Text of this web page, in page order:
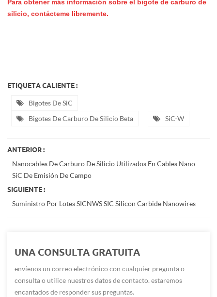
Para obtener más información sobre el bigote de carburo de
silicio, contácteme libremente.
ETIQUETA CALIENTE :
Bigotes De SiC
Bigotes De Carburo De Silicio Beta
SiC-W
ANTERIOR :
Nanocables De Carburo De Silicio Utilizados En Cables Nano
SiC De Emisión De Campo
SIGUIENTE :
Suministro Por Lotes SICNWS SIC Silicon Carbide Nanowires
UNA CONSULTA GRATUITA
envíenos un correo electrónico con cualquier pregunta o
consulta o utilice nuestros datos de contacto. estaremos
encantados de responder sus preguntas.